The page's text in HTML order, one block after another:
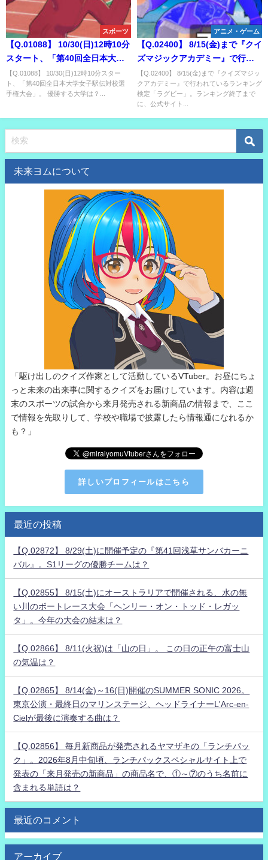
スポーツ
【Q.01088】 10/30(日)12時10分
スタート、「第40回全日本大学
女子駅伝対校選手権大会」。 優
勝する大学は？
【Q.01088】 10/30(日)12時10分スター
ト、「第40回全日本大学女子駅伝対校選
手権大会」。 優勝する大学は？...
アニメ・ゲーム
【Q.02400】 8/15(金)まで『クイ
ズマジックアカデミー』で行わ
れているランキング検定「ラグ
ビー」。ランキング終了まで
に、公式サイトに掲載される
の人数は？
【Q.02400】 8/15(金)まで『クイズマジッ
クアカデミー』で行われているランキング
検定「ラグビー」。ランキング終了まで
に、公式サイト...
未来ヨムについて
「駆け出しのクイズ作家として活動しているVTuber。お昼にちょ
っと未来の出来事に関するクイズをお届けしています。内容は週
末のスポーツの試合から来月発売される新商品の情報まで、ここ
で情報を先取りして、学校や職場で披露したら情報通になれるか
も？」
詳しいプロフィールはこちら
最近の投稿
【Q.02872】 8/29(土)に開催予定の『第41回浅草サンバカーニ
バル』。S1リーグの優勝チームは？
【Q.02855】 8/15(土)にオーストラリアで開催される、水の無
い川のボートレース大会「ヘンリー・オン・トッド・レガッ
タ」。今年の大会の結末は？
【Q.02866】 8/11(火祝)は「山の日」。 この日の正午の富士山
の気温は？
【Q.02865】 8/14(金)～16(日)開催のSUMMER SONIC 2026。
東京公演・最終日のマリンステージ、ヘッドライナーL'Arc-en-
Cielが最後に演奏する曲は？
【Q.02856】 毎月新商品が発売されるヤマザキの「ランチパッ
ク」。2026年8月中旬頃、ランチパックスペシャルサイト上で
発表の「来月発売の新商品」の商品名で、①～⑦のうち名前に
含まれる単語は？
最近のコメント
アーカイブ